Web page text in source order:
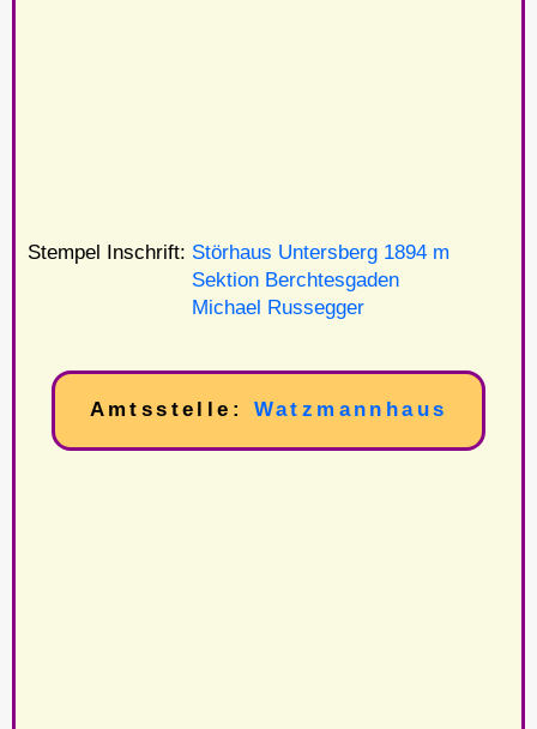
Stempel Inschrift: Störhaus Untersberg 1894 m
Sektion Berchtesgaden
Michael Russegger
Amtsstelle: Watzmannhaus